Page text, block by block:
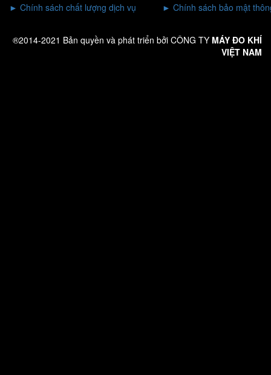
► Chính sách chất lượng dịch vụ ► Chính sách bảo mật
®2014-2021 Bản quyền và phát triển bởi CÔNG TY MÁY ĐO KHÍ
VIỆT NAM